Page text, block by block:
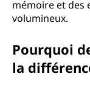
mémoire et des
volumineux.
Pourquoi
la